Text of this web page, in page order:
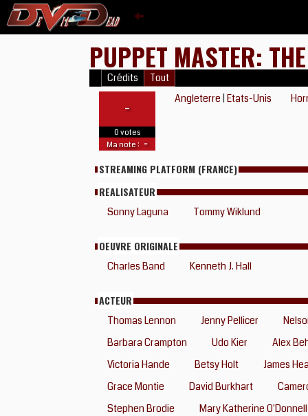
PUPPET MASTER:
Crédits Tout
-
0 votes
Ma note : -
Angleterre |Etats-Unis
STREAMING PLATFORM (FRANCE)
REALISATEUR
Sonny Laguna Tommy Wiklund
OEUVRE ORIGINALE
Charles Band Kenneth J. Hall
ACTEUR
Thomas Lennon Jenny Pellicer
Barbara Crampton
Udo Kier
Alex
Victoria Hande
Betsy Holt
James
Grace Montie
David Burkhart
Stephen Brodie
Mary Katherine O'Donnell